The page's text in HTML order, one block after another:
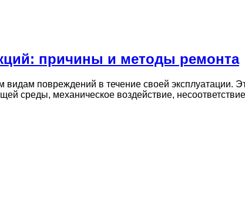
причины и методы ремонта
видам повреждений в течение своей эксплуатации.
среды, механическое воздействие,